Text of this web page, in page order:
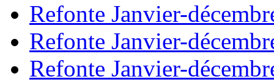
Refonte Janvier-
Refonte Janvier-
Refonte Janvier-